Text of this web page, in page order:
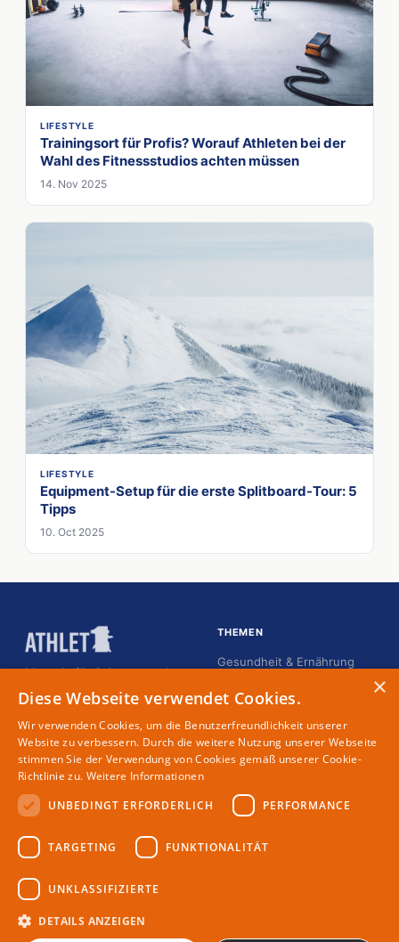
LIFESTYLE
Trainingsort für Profis? Worauf Athleten bei der
Wahl des Fitnessstudios achten müssen
14. Nov 2025
LIFESTYLE
Equipment-Setup für die erste Splitboard-Tour: 5
Tipps
10. Oct 2025
Magazin für Spitzensportler
THEMEN
Gesundheit & Ernährung
Lifestyle
Menschen
MAGAZIN
Partner
Autoren
RECHTLICHES
Impressum
×
Diese Webseite verwendet Cookies.
Wir verwenden Cookies, um die Benutzerfreundlichkeit unserer
Website zu verbessern. Durch die weitere Nutzung unserer Webseite
stimmen Sie der Verwendung von Cookies gemäß unserer Cookie-
Richtlinie zu. Weitere Informationen
UNBEDINGT ERFORDERLICH
PERFORMANCE
TARGETING FUNKTIONALITÄT
UNKLASSIFIZIERTE
DETAILS ANZEIGEN